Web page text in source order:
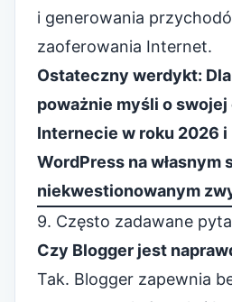
i generowania
zaoferowania Internet.
Ostateczny werdykt:
poważnie myśli o
Internecie w roku 2026 i
WordPress na własnym
niekwestionowanym
9. Często zadawane
Czy Blogger jest
Tak. Blogger zapewnia